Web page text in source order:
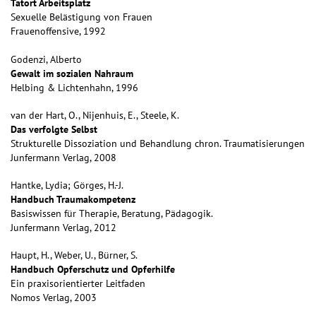
Tatort Arbeitsplatz
Sexuelle Belästigung von Frauen
Frauenoffensive, 1992
Godenzi, Alberto
Gewalt im sozialen Nahraum
Helbing & Lichtenhahn, 1996
van der Hart, O., Nijenhuis, E., Steele, K.
Das verfolgte Selbst
Strukturelle Dissoziation und Behandlung chron. Traumatisierungen
Junfermann Verlag, 2008
Hantke, Lydia; Görges, H.-J.
Handbuch Traumakompetenz
Basiswissen für Therapie, Beratung, Pädagogik.
Junfermann Verlag, 2012
Haupt, H., Weber, U., Bürner, S.
Handbuch Opferschutz und Opferhilfe
Ein praxisorientierter Leitfaden
Nomos Verlag, 2003